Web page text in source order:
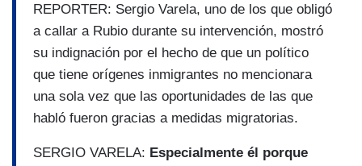
REPORTER: Sergio Varela, uno de los que obligó
a callar a Rubio durante su intervención, mostró
su indignación por el hecho de que un político
que tiene orígenes inmigrantes no mencionara
una sola vez que las oportunidades de las que
habló fueron gracias a medidas migratorias.
SERGIO VARELA: Especialmente él porque